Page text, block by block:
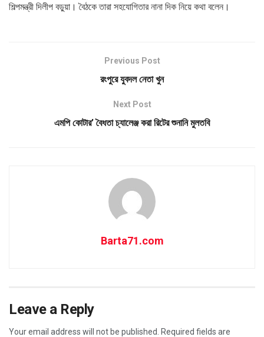
শিল্পমন্ত্রী দিলীপ বড়ুয়া। বৈঠকে তারা সহযোগিতার নানা দিক নিয়ে কথা বলেন।
Previous Post
রংপুরে যুবদল নেতা খুন
Next Post
এমপি কোটার’ বৈধতা চ্যালেঞ্জ করা রিটের শুনানি মুলতবি
Barta71.com
Leave a Reply
Your email address will not be published.
Required fields are